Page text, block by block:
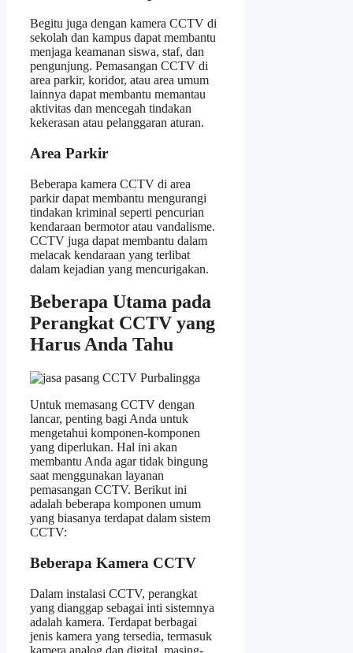
Begitu juga dengan kamera CCTV di
sekolah dan kampus dapat membantu
menjaga keamanan siswa, staf, dan
pengunjung. Pemasangan CCTV di
area parkir, koridor, atau area umum
lainnya dapat membantu memantau
aktivitas dan mencegah tindakan
kekerasan atau pelanggaran aturan.
Area Parkir
Beberapa kamera CCTV di area
parkir dapat membantu mengurangi
tindakan kriminal seperti pencurian
kendaraan bermotor atau vandalisme.
CCTV juga dapat membantu dalam
melacak kendaraan yang terlibat
dalam kejadian yang mencurigakan.
Beberapa Utama pada
Perangkat CCTV yang
Harus Anda Tahu
Untuk memasang CCTV dengan
lancar, penting bagi Anda untuk
mengetahui komponen-komponen
yang diperlukan. Hal ini akan
membantu Anda agar tidak bingung
saat menggunakan layanan
pemasangan CCTV. Berikut ini
adalah beberapa komponen umum
yang biasanya terdapat dalam sistem
CCTV:
Beberapa Kamera CCTV
Dalam instalasi CCTV, perangkat
yang dianggap sebagai inti sistemnya
adalah kamera. Terdapat berbagai
jenis kamera yang tersedia, termasuk
kamera analog dan digital, masing-